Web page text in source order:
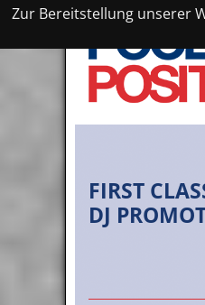
Zur Bereitstellung unserer
FIRST
DJ